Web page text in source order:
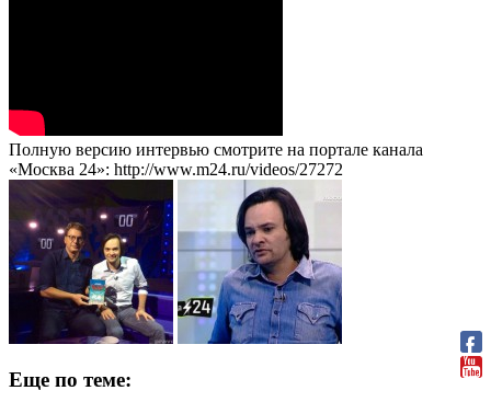
Полную версию интервью смотрите на портале канала
«Москва 24»: http://www.m24.ru/videos/27272
Еще по теме: